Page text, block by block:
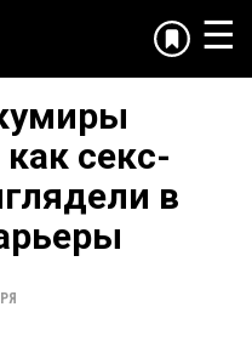
☰
секс-
в